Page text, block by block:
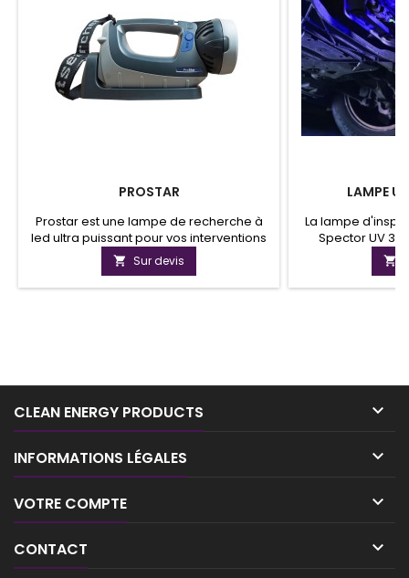
PROSTAR
Prostar est une lampe de recherche à
led ultra puissant pour vos interventions
noctures d'urgences. Cette lampe de
recherche est robuste et se recharge
facilement sur secteur ou dans votre
 Sur devis
LAMPE
La lampe
Spector UV
d'inspection
sans fil qui a
Cette lampe UV

CLEAN ENERGY PRODUCTS 
INFORMATIONS LÉGALES 
VOTRE COMPTE 
CONTACT 